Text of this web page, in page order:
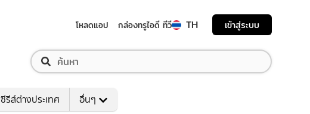
โหลดแอป กล่องทรูไอดี ทีวี TH เข้าสู่ระบบ
ซีรีส์ต่างประเทศ อื่นๆ